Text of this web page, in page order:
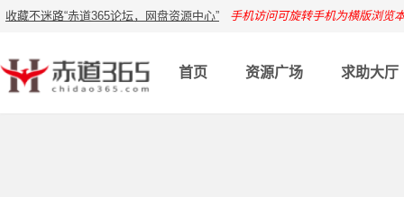
收藏不迷路“赤道365论坛，网盘资源中心” 手机访问可旋转手机为横版浏览
首页 资源广场 求助大厅